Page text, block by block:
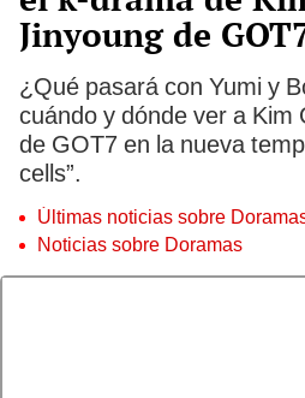
Jinyoung de
¿Qué pasará con Yumi y
cuándo y dónde ver a Kim
de GOT7 en la nueva
cells”.
Últimas noticias sobre
Noticias sobre Doramas